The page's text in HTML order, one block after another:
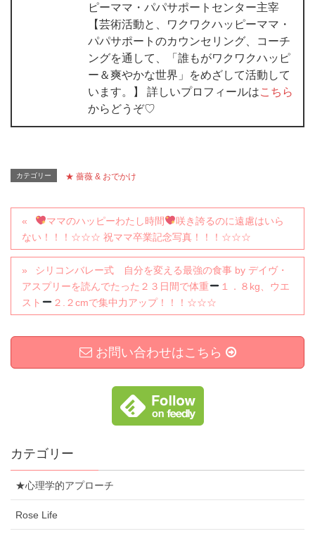
ピーママ・パパサポートセンター主宰
【芸術活動と、ワクワクハッピーママ・
パパサポートのカウンセリング、コーチ
ングを通して、「誰もがワクワクハッピ
ー＆爽やかな世界」をめざして活動して
います。】 詳しいプロフィールはこちら
からどうぞ♡
カテゴリー ★ 薔薇 & おでかけ
ママのハッピーわたし時間
咲き誇るのに遠慮はいら
ない！！！☆☆☆ 祝ママ卒業記念写真！！！☆☆☆
シリコンバレー式 自分を変える最強の食事 by デイヴ・
アスプリーを読んでたった２３日間で体重
１．８kg、ウエ
スト
２.２cmで集中力アップ！！！☆☆☆
お問い合わせはこちら
カテゴリー
★心理学的アプローチ
Rose Life